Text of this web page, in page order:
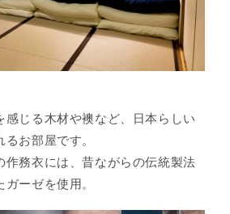
感じる木材や襖など、日本らしい
お部屋です。
作務衣には、昔ながらの伝統製法
ーゼを使用。